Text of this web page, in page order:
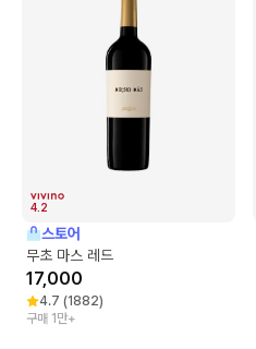
4.2
스토어
무초 마스 레드
17,000
4.7 (1882)
구매 1만+